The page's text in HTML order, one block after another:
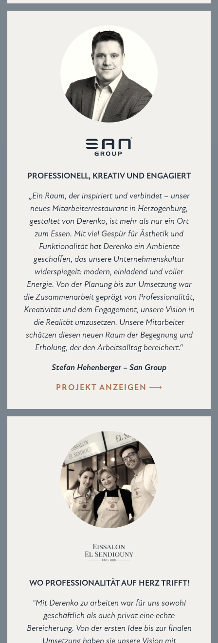
PROFESSIONELL, KREATIV UND ENGAGIERT
„Ein Raum, der inspiriert und verbindet – unser
neues Mitarbeiterrestaurant in Herzogenburg,
gestaltet von Derenko, ist mehr als nur ein Ort
zum Essen. Mit viel Gespür für Ästhetik und
Funktionalität hat Derenko ein Ambiente
geschaffen, das unsere Unternehmenskultur
widerspiegelt: modern, einladend und voller
Energie. Von der Planung bis zur Umsetzung war
die Zusammenarbeit geprägt von Professionalität,
Kreativität und dem Engagement, unsere Vision in
die Realität umzusetzen. Unsere Mitarbeiter
schätzen diesen neuen Raum der Begegnung und
Erholung, der den Arbeitsalltag bereichert.“
Stefan Hehenberger – San Group
PROJEKT ANZEIGEN
WO PROFESSIONALITÄT AUF HERZ TRIFFT!
"Mit Derenko zu arbeiten war für uns sowohl
geschäftlich als auch privat eine echte
Bereicherung. Von der ersten Idee bis zur finalen